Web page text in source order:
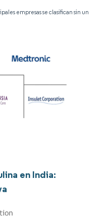
empresas se clasifican sin un
en India: